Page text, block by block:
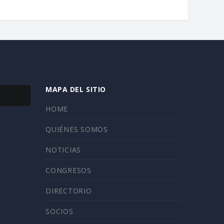
MAPA DEL SITIO
HOME
QUIÉNES SOMOS
NOTICIAS
CONGRESOS
DIRECTORIO
SOCIOS